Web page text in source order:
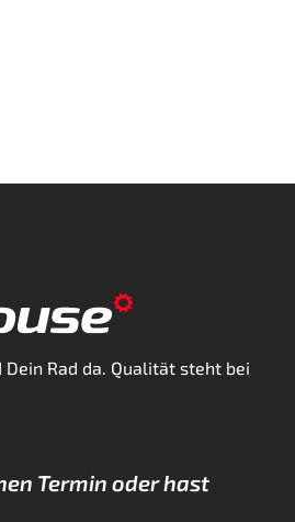
Rad da. Qualität steht bei
Termin oder hast